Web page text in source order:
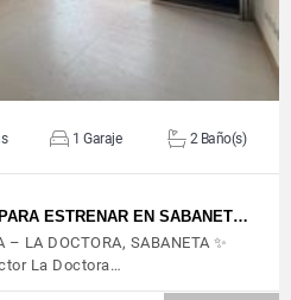
1 Garaje 2 Baño(s)
ESTRENAR EN SABANET…
– LA DOCTORA, SABANETA ✨
La Doctora…